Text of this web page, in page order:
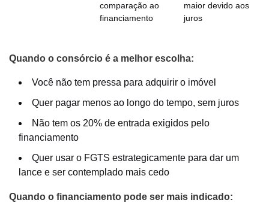
comparação ao
financiamento
maior devido aos
juros
Quando o consórcio é a melhor escolha:
Você não tem pressa para adquirir o imóvel
Quer pagar menos ao longo do tempo, sem juros
Não tem os 20% de entrada exigidos pelo
financiamento
Quer usar o FGTS estrategicamente para dar um
lance e ser contemplado mais cedo
Quando o financiamento pode ser mais indicado: